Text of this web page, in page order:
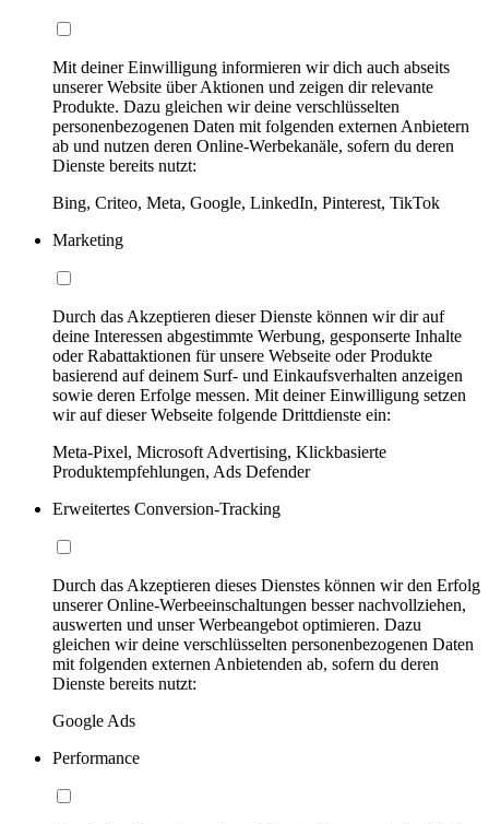
Mit deiner Einwilligung informieren wir dich auch abseits
unserer Website über Aktionen und zeigen dir relevante
Produkte. Dazu gleichen wir deine verschlüsselten
personenbezogenen Daten mit folgenden externen Anbietern
ab und nutzen deren Online-Werbekanäle, sofern du deren
Dienste bereits nutzt:
Bing, Criteo, Meta, Google, LinkedIn, Pinterest, TikTok
Marketing
Durch das Akzeptieren dieser Dienste können wir dir auf
deine Interessen abgestimmte Werbung, gesponserte Inhalte
oder Rabattaktionen für unsere Webseite oder Produkte
basierend auf deinem Surf- und Einkaufsverhalten anzeigen
sowie deren Erfolge messen. Mit deiner Einwilligung setzen
wir auf dieser Webseite folgende Drittdienste ein:
Meta-Pixel, Microsoft Advertising, Klickbasierte
Produktempfehlungen, Ads Defender
Erweitertes Conversion-Tracking
Durch das Akzeptieren dieses Dienstes können wir den Erfolg
unserer Online-Werbeeinschaltungen besser nachvollziehen,
auswerten und unser Werbeangebot optimieren. Dazu
gleichen wir deine verschlüsselten personenbezogenen Daten
mit folgenden externen Anbietenden ab, sofern du deren
Dienste bereits nutzt:
Google Ads
Performance